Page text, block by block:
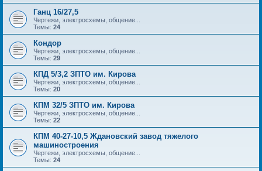
Ганц 16/27,5
Чертежи, электросхемы, общение...
Темы: 24
Кондор
Чертежи, электросхемы, общение...
Темы: 29
КПД 5/3,2 ЗПТО им. Кирова
Чертежи, электросхемы, общение...
Темы: 20
КПМ 32/5 ЗПТО им. Кирова
Чертежи, электросхемы, общение...
Темы: 22
КПМ 40-27-10,5 Ждановский завод тяжелого
машиностроения
Чертежи, электросхемы, общение...
Темы: 24